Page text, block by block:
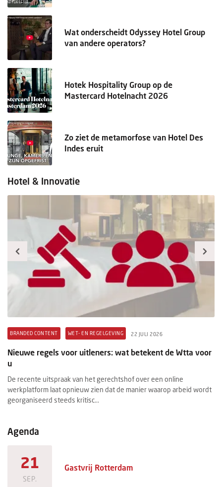
Wat onderscheidt Odyssey Hotel Group
van andere operators?
Hotek Hospitality Group op de
Mastercard Hotelnacht 2026
Zo ziet de metamorfose van Hotel Des
Indes eruit
Hotel & Innovatie
BRANDED CONTENT WET- EN REGELGEVING 22 JULI 2026
Nieuwe regels voor uitleners: wat betekent de Wtta voor
u
De recente uitspraak van het gerechtshof over een online
werkplatform laat opnieuw zien dat de manier waarop arbeid wordt
georganiseerd steeds kritisc...
Agenda
21
SEP.
Gastvrij Rotterdam